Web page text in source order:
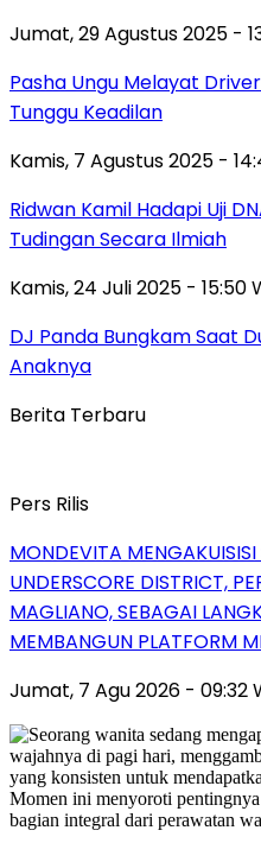
Jumat, 29 Agustus 2025 -
Pasha Ungu Melayat
Tunggu Keadilan
Kamis, 7 Agustus 2025 -
Ridwan Kamil Hadapi Uji
Tudingan Secara Ilmiah
Kamis, 24 Juli 2025 - 15:50
DJ Panda Bungkam Saat
Anaknya
Berita Terbaru
Pers Rilis
MONDEVITA
UNDERSCORE DISTRICT,
MAGLIANO, SEBAGAI
MEMBANGUN PLATFORM
Jumat, 7 Agu 2026 - 09:32